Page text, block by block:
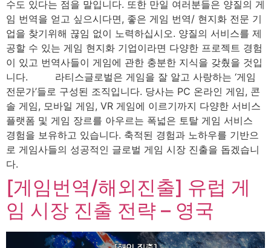
수도 있다는 점을 말입니다. 또한 만일 여러분들은 양질의 게
임 번역을 얻고 싶으시다면, 좋은 게임 번역/ 현지화 전문 기
업을 찾기위해 끊임 없이 노력하십시오. 양질의 서비스를 제
공할 수 있는 게임 현지화 기업이라면 다양한 프로젝트 경험
이 있고 번역사들이 게임에 관한 충분한 지식을 갖췄을 것입
니다. 라티스글로벌은 게임을 잘 알고 사랑하는 ‘게임
전문가’들로 구성된 조직입니다. 당사는 PC 온라인 게임, 콘
솔 게임, 모바일 게임, VR 게임에 이르기까지 다양한 서비스
플랫폼 및 게임 장르를 아우르는 폭넓은 토탈 게임 서비스
경험을 보유하고 있습니다. 축적된 경험과 노하우를 기반으
로 게임사들의 성공적인 글로벌 게임 시장 진출을 돕겠습니
다.
[게임번역/해외진출] 유럽 게
임 시장 진출 전략 – 영국